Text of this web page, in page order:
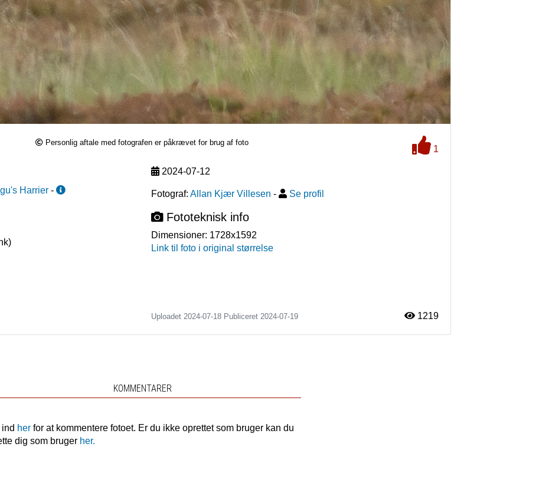
Personlig aftale med fotografen er påkrævet for brug af foto
1
Harrier -
2024-07-12
Fotograf: Allan Kjær Villesen - Se profil
Fototeknisk info
Dimensioner: 1728x1592
Link til foto i original størrelse
Uploadet 2024-07-18 Publiceret 2024-07-19 1219
KOMMENTARER
ind her for at kommentere fotoet. Er du ikke oprettet som bruger kan du
dig som bruger her.